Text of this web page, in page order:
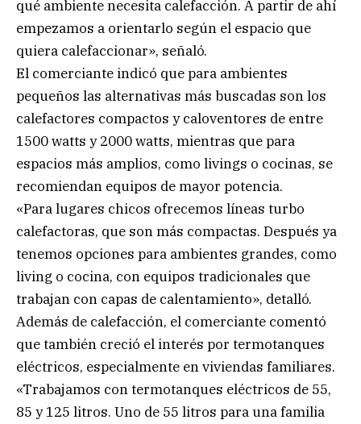
qué ambiente necesita calefacción. A partir de ahí
empezamos a orientarlo según el espacio que
quiera calefaccionar», señaló.
El comerciante indicó que para ambientes
pequeños las alternativas más buscadas son los
calefactores compactos y caloventores de entre
1500 watts y 2000 watts, mientras que para
espacios más amplios, como livings o cocinas, se
recomiendan equipos de mayor potencia.
«Para lugares chicos ofrecemos líneas turbo
calefactoras, que son más compactas. Después ya
tenemos opciones para ambientes grandes, como
living o cocina, con equipos tradicionales que
trabajan con capas de calentamiento», detalló.
Además de calefacción, el comerciante comentó
que también creció el interés por termotanques
eléctricos, especialmente en viviendas familiares.
«Trabajamos con termotanques eléctricos de 55,
85 y 125 litros. Uno de 55 litros para una familia